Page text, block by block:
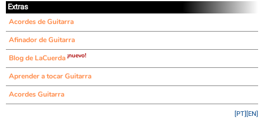
Extras
Acordes de Guitarra
Afinador de Guitarra
Blog de LaCuerda ¡nuevo!
Aprender a tocar Guitarra
Acordes Guitarra
[EN]
[PT]